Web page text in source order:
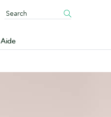
Aide